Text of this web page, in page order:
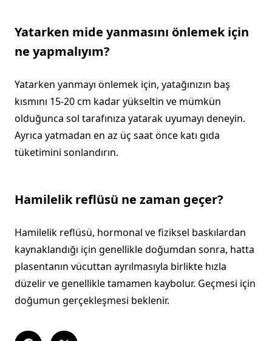
Yatarken mide yanmasını önlemek için
ne yapmalıyım?
Yatarken yanmayı önlemek için, yatağınızın baş
kısmını 15-20 cm kadar yükseltin ve mümkün
olduğunca sol tarafınıza yatarak uyumayı deneyin.
Ayrıca yatmadan en az üç saat önce katı gıda
tüketimini sonlandırın.
Hamilelik reflüsü ne zaman geçer?
Hamilelik reflüsü, hormonal ve fiziksel baskılardan
kaynaklandığı için genellikle doğumdan sonra, hatta
plasentanın vücuttan ayrılmasıyla birlikte hızla
düzelir ve genellikle tamamen kaybolur. Geçmesi için
doğumun gerçekleşmesi beklenir.